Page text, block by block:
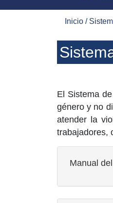
Inicio /
El Sistema
género y no
atender la
trabajadores,
Manual